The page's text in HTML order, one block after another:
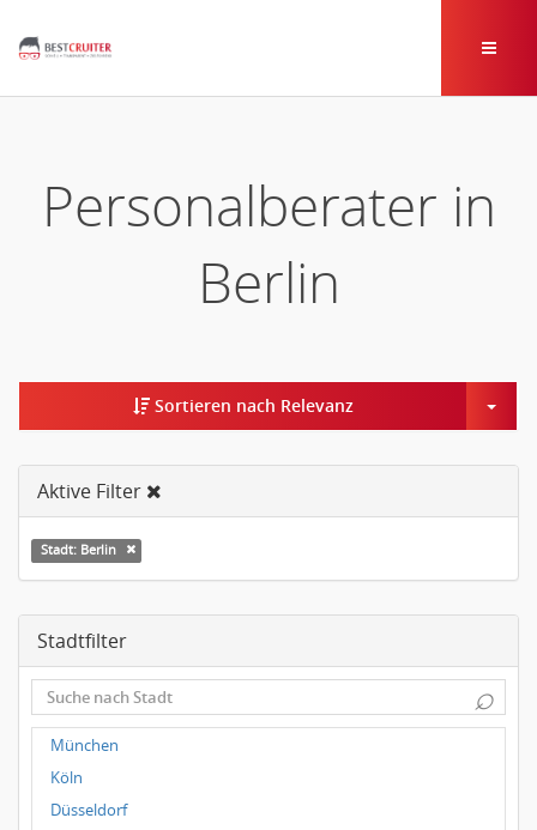
Personalberater in
Berlin
Sortieren nach Relevanz
Aktive Filter
Stadt: Berlin
Stadtfilter
⌕
München
Köln
Düsseldorf